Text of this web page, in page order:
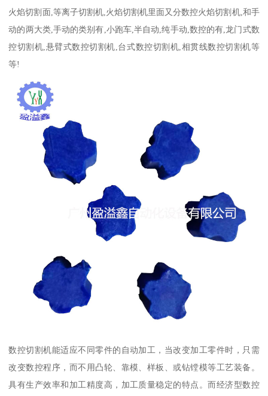
火焰切割面,等离子切割机,火焰切割机里面又分数控火焰切割机,和手
动的两大类,手动的类别有,小跑车,半自动,纯手动,数控的有,龙门式数
控切割机,悬臂式数控切割机,台式数控切割机,相贯线数控切割机等
等!
数控切割机能适应不同零件的自动加工，当改变加工零件时，只需
改变数控程序，而不用凸轮、靠模、样板、或钻镗模等工艺装备。
具有生产效率和加工精度高，加工质量稳定的特点。而经济型数控